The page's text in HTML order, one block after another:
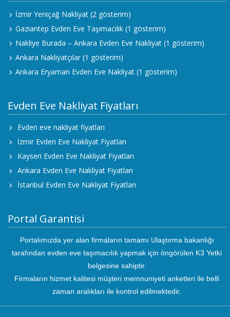
İzmir Yeniçağ Nakliyat (2 gösterim)
Gaziantep Evden Eve Taşımacılık (1 gösterim)
Nakliye Burada – Ankara Evden Eve Nakliyat (1 gösterim)
Ankara Nakliyatçılar (1 gösterim)
Ankara Eryaman Evden Eve Nakliyat (1 gösterim)
Evden Eve Nakliyat Fiyatları
Evden eve nakliyat fiyatları
İzmir Evden Eve Nakliyat Fiyatları
Kayseri Evden Eve Nakliyat Fiyatları
Ankara Evden Eve Nakliyat Fiyatları
İstanbul Evden Eve Nakliyat Fiyatları
Portal Garantisi
Portalımızda yer alan firmaların tamamı Ulaştırma bakanlığı
tarafından evden eve taşımacılık yapmak için öngörülen K3 Yetki
belgesine sahiptir.
Firmaların hizmet kalitesi müşteri memnuniyeti anketleri ile belli
zaman aralıkları ile kontrol edilmektedir.